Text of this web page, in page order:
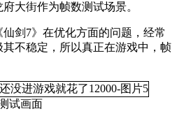
大街作为帧数测试场景。
剑7》在优化方面的问题，经常
不稳定，所以真正在游戏中，帧
试画面